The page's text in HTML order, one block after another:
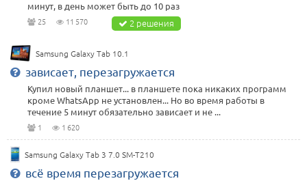
минут, в день может быть до 10 раз
25 11 570 2 решения
Samsung Galaxy Tab 10.1
зависает, перезагружается
Купил новый планшет... в планшете пока никаких программ
кроме WhatsApp не установлен... Но во время работы в
течение 5 минут обязательно зависает и не ...
1 1 620
Samsung Galaxy Tab 3 7.0 SM-T210
всё время перезагружается